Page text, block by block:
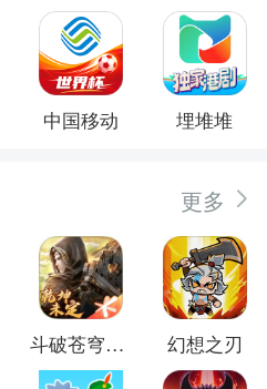
中国移动 埋堆堆
更多
斗破苍穹：异火重燃 幻想之刃